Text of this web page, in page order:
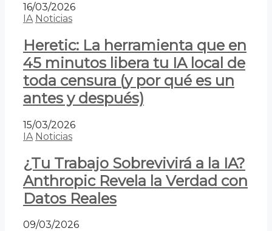
16/03/2026
IA Noticias
Heretic: La herramienta que en
45 minutos libera tu IA local de
toda censura (y por qué es un
antes y después)
15/03/2026
IA Noticias
¿Tu Trabajo Sobrevivirá a la IA?
Anthropic Revela la Verdad con
Datos Reales
09/03/2026